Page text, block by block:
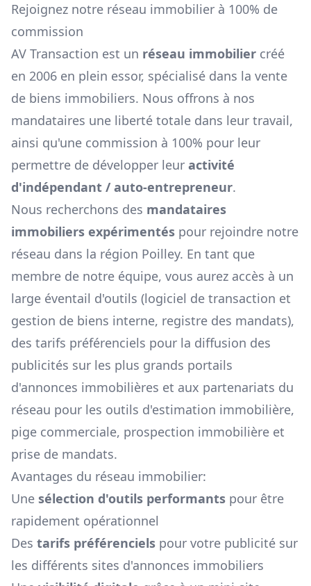
Rejoignez notre réseau immobilier à 100% de
commission
AV Transaction est un réseau immobilier créé
en 2006 en plein essor, spécialisé dans la vente
de biens immobiliers. Nous offrons à nos
mandataires une liberté totale dans leur travail,
ainsi qu'une commission à 100% pour leur
permettre de développer leur activité
d'indépendant / auto-entrepreneur.
Nous recherchons des mandataires
immobiliers expérimentés pour rejoindre notre
réseau dans la région Poilley. En tant que
membre de notre équipe, vous aurez accès à un
large éventail d'outils (logiciel de transaction et
gestion de biens interne, registre des mandats),
des tarifs préférenciels pour la diffusion des
publicités sur les plus grands portails
d'annonces immobilières et aux partenariats du
réseau pour les outils d'estimation immobilière,
pige commerciale, prospection immobilière et
prise de mandats.
Avantages du réseau immobilier:
Une sélection d'outils performants pour être
rapidement opérationnel
Des tarifs préférenciels pour votre publicité sur
les différents sites d'annonces immobiliers